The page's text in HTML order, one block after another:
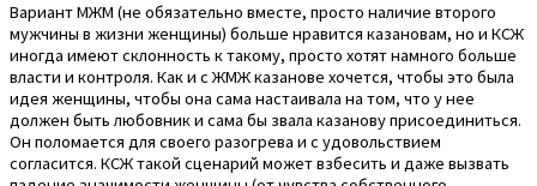
Вариант МЖМ (не обязательно вместе, просто наличие второго
мужчины в жизни женщины) больше нравится казановам, но и КСЖ
иногда имеют склонность к такому, просто хотят намного больше
власти и контроля. Как и с ЖМЖ казанове хочется, чтобы это была
идея женщины, чтобы она сама настаивала на том, что у нее
должен быть любовник и сама бы звала казанову присоединиться.
Он поломается для своего разогрева и с удовольствием
согласится. КСЖ такой сценарий может взбесить и даже вызвать